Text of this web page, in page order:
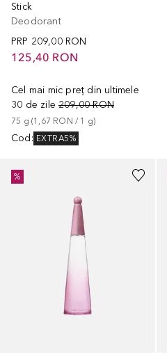
Stick
Deodorant
PRP 209,00 RON
125,40 RON
Cel mai mic preț din ultimele
30 de zile 209,00 RON
75 g (1,67 RON / 1 g)
Cod : EXTRA5%
%